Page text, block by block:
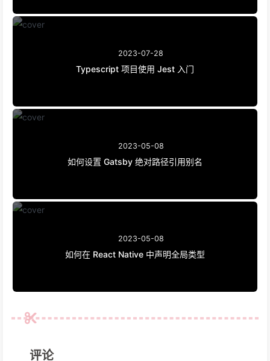
2023-07-28
Typescript 项目使用 Jest 入门
2023-05-08
如何设置 Gatsby 绝对路径引用别名
2023-05-08
如何在 React Native 中声明全局类型
评论